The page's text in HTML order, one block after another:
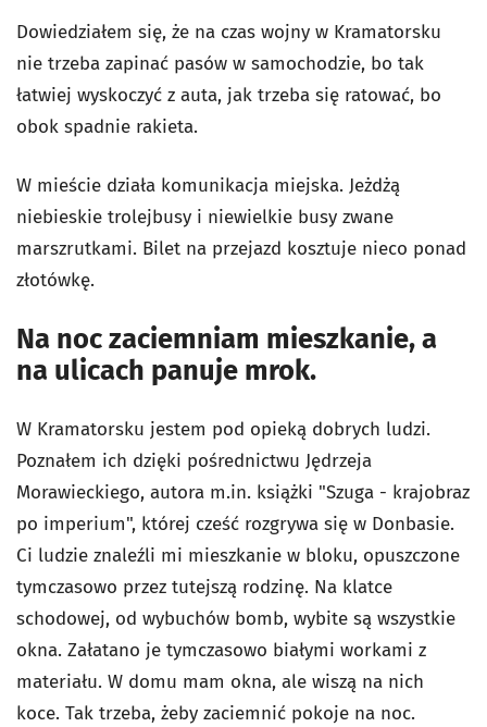
Dowiedziałem się, że na czas wojny w Kramatorsku
nie trzeba zapinać pasów w samochodzie, bo tak
łatwiej wyskoczyć z auta, jak trzeba się ratować, bo
obok spadnie rakieta.
W mieście działa komunikacja miejska. Jeżdżą
niebieskie trolejbusy i niewielkie busy zwane
marszrutkami. Bilet na przejazd kosztuje nieco ponad
złotówkę.
Na noc zaciemniam mieszkanie, a
na ulicach panuje mrok.
W Kramatorsku jestem pod opieką dobrych ludzi.
Poznałem ich dzięki pośrednictwu Jędrzeja
Morawieckiego, autora m.in. książki "Szuga - krajobraz
po imperium", której cześć rozgrywa się w Donbasie.
Ci ludzie znaleźli mi mieszkanie w bloku, opuszczone
tymczasowo przez tutejszą rodzinę. Na klatce
schodowej, od wybuchów bomb, wybite są wszystkie
okna. Załatano je tymczasowo białymi workami z
materiału. W domu mam okna, ale wiszą na nich
koce. Tak trzeba, żeby zaciemnić pokoje na noc.